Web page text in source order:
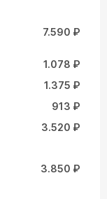
7.590 ₽
1.078 ₽
1.375 ₽
913 ₽
3.520 ₽
3.850 ₽